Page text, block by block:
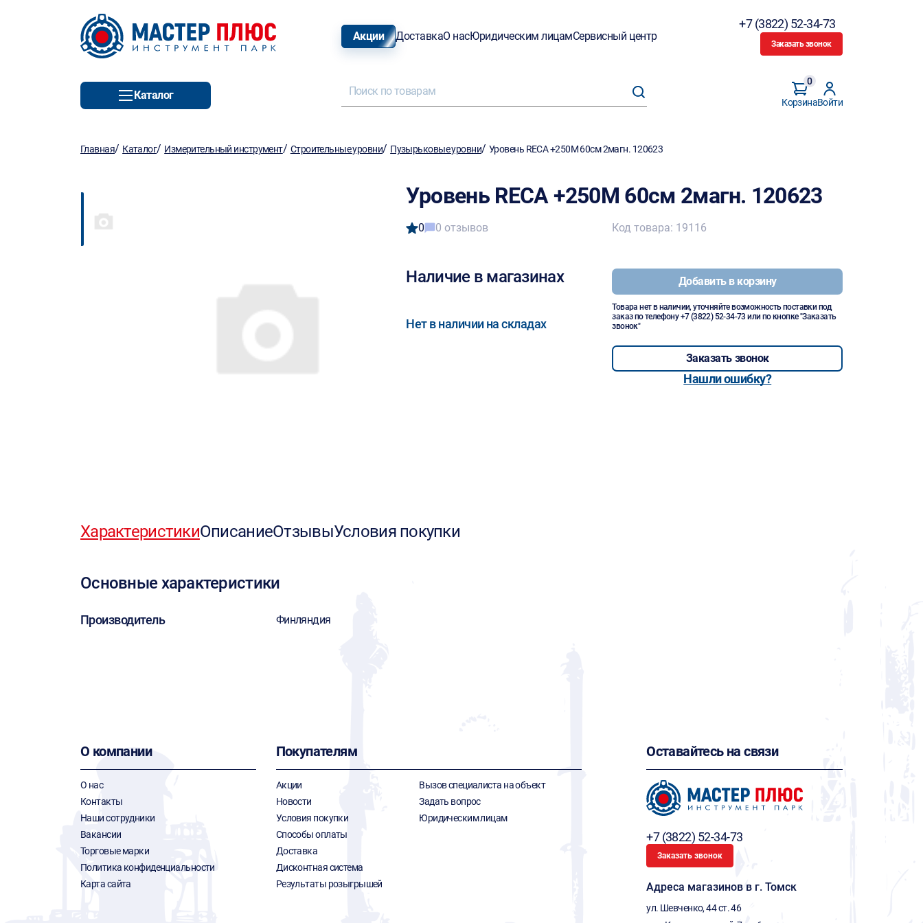
Акции ДоставкаО насЮридическим лицамСервисный центр
+7 (3822) 52-34-73
Заказать звонок
Каталог
Корзина
0
Войти
Главная/ Каталог/ Измерительный инструмент/ Строительные уровни/ Пузырьковые уровни/Уровень RECA +250M 60см 2магн. 120623
Уровень RECA +250M 60см 2магн. 120623
0 0 отзывов
Наличие в магазинах
Нет в наличии на складах
Код товара: 19116
Добавить в корзину
Товара нет в наличии, уточняйте возможность поставки под
заказ по телефону+7 (3822) 52-34-73 или по кнопке "Заказать
звонок"
Заказать звонок
Нашли ошибку?
ХарактеристикиОписаниеОтзывыУсловия покупки
Основные характеристики
Производитель Финляндия
О компании
О нас
Контакты
Наши сотрудники
Вакансии
Торговые марки
Политика конфиденциальности
Карта сайта
Покупателям
Акции
Новости
Условия покупки
Способы оплаты
Доставка
Дисконтная система
Результаты розыгрышей
Вызов специалиста на объект
Задать вопрос
Юридическим лицам
Оставайтесь на связи
+7 (3822) 52-34-73
Заказать звонок
Адреса магазинов в г. Томск
ул. Шевченко, 44 ст. 46